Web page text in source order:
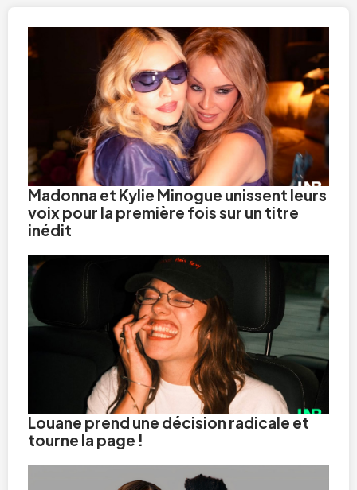
Madonna et Kylie Minogue unissent leurs
voix pour la première fois sur un titre
inédit
Louane prend une décision radicale et
tourne la page !